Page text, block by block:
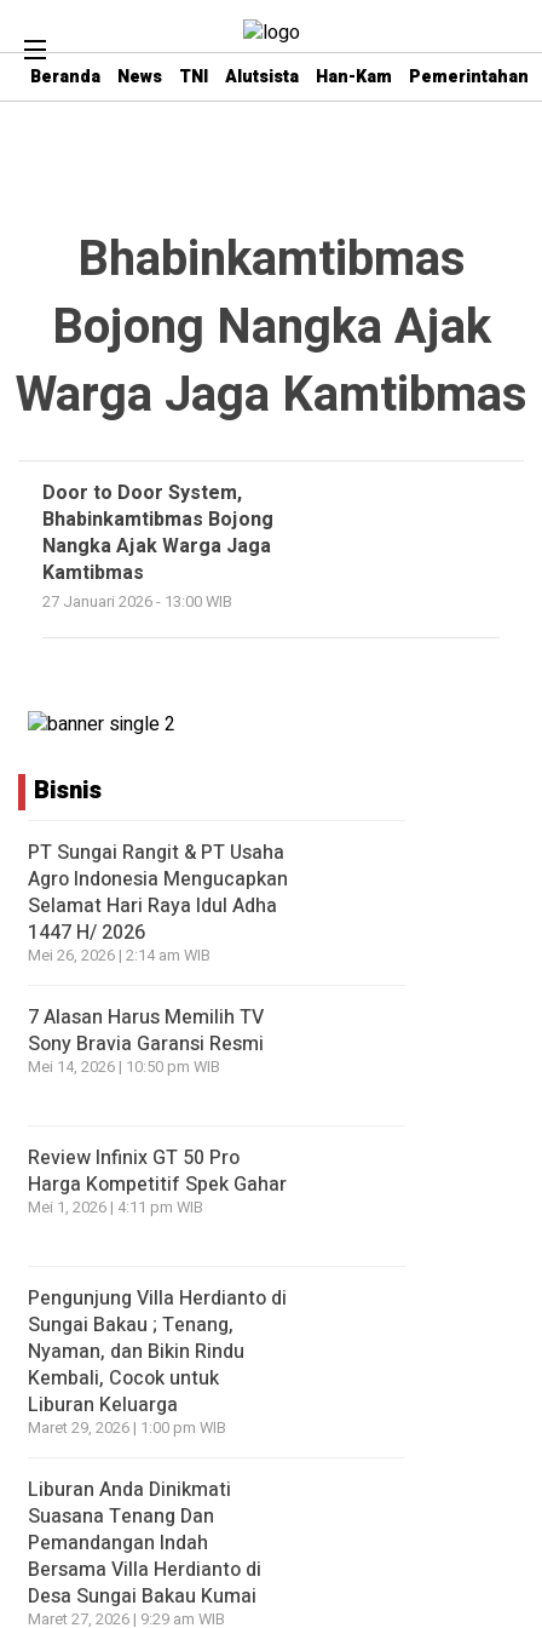
Beranda News TNI Alutsista Han-Kam Pemerintahan
Bhabinkamtibmas
Bojong Nangka Ajak
Warga Jaga Kamtibmas
Door to Door System,
Bhabinkamtibmas Bojong
Nangka Ajak Warga Jaga
Kamtibmas
27 Januari 2026 - 13:00 WIB
Bisnis
PT Sungai Rangit & PT Usaha
Agro Indonesia Mengucapkan
Selamat Hari Raya Idul Adha
1447 H/ 2026
Mei 26, 2026 | 2:14 am WIB
7 Alasan Harus Memilih TV
Sony Bravia Garansi Resmi
Mei 14, 2026 | 10:50 pm WIB
Review Infinix GT 50 Pro
Harga Kompetitif Spek Gahar
Mei 1, 2026 | 4:11 pm WIB
Pengunjung Villa Herdianto di
Sungai Bakau ; Tenang,
Nyaman, dan Bikin Rindu
Kembali, Cocok untuk
Liburan Keluarga
Maret 29, 2026 | 1:00 pm WIB
Liburan Anda Dinikmati
Suasana Tenang Dan
Pemandangan Indah
Bersama Villa Herdianto di
Desa Sungai Bakau Kumai
Maret 27, 2026 | 9:29 am WIB